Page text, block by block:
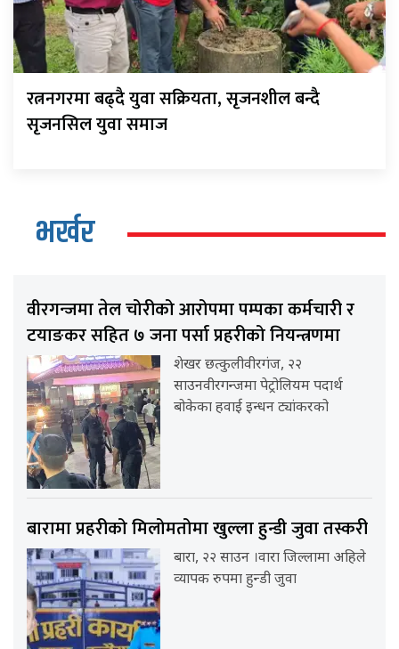
रत्ननगरमा बढ्दै युवा सक्रियता, सृजनशील बन्दै
सृजनसिल युवा समाज
भर्खर
वीरगन्जमा तेल चोरीको आरोपमा पम्पका कर्मचारी र
टयाङकर सहित ७ जना पर्सा प्रहरीको नियन्त्रणमा
शेखर छत्कुलीवीरगंज, २२
साउनवीरगन्जमा पेट्रोलियम पदार्थ
बोकेका हवाई इन्धन ट्यांकरको
बारामा प्रहरीको मिलोमतोमा खुल्ला हुन्डी जुवा तस्करी
बारा, २२ साउन ।वारा जिल्लामा अहिले
व्यापक रुपमा हुन्डी जुवा